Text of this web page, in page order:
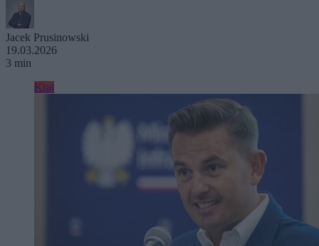
Jacek Prusinowski
19.03.2026
3 min
Kraj